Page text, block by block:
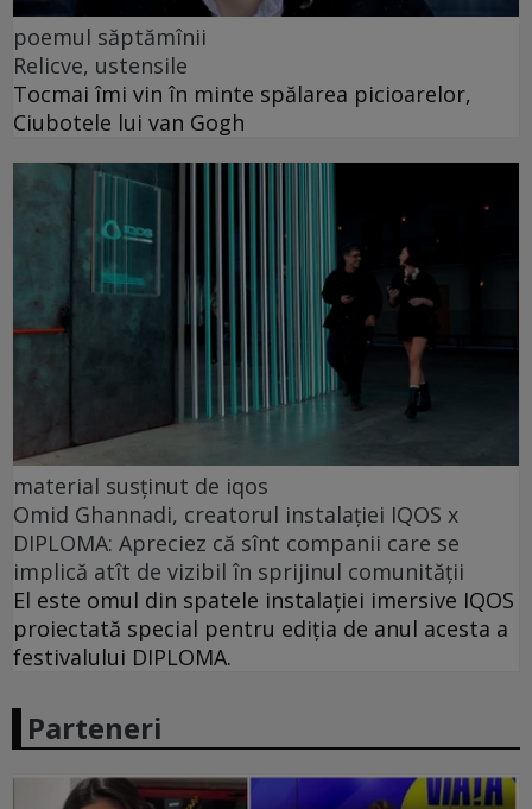
poemul săptămînii
Relicve, ustensile
Tocmai îmi vin în minte spălarea picioarelor,
Ciubotele lui van Gogh
material susținut de iqos
Omid Ghannadi, creatorul instalației IQOS x
DIPLOMA: Apreciez că sînt companii care se
implică atît de vizibil în sprijinul comunității
El este omul din spatele instalației imersive IQOS
proiectată special pentru ediția de anul acesta a
festivalului DIPLOMA.
Parteneri